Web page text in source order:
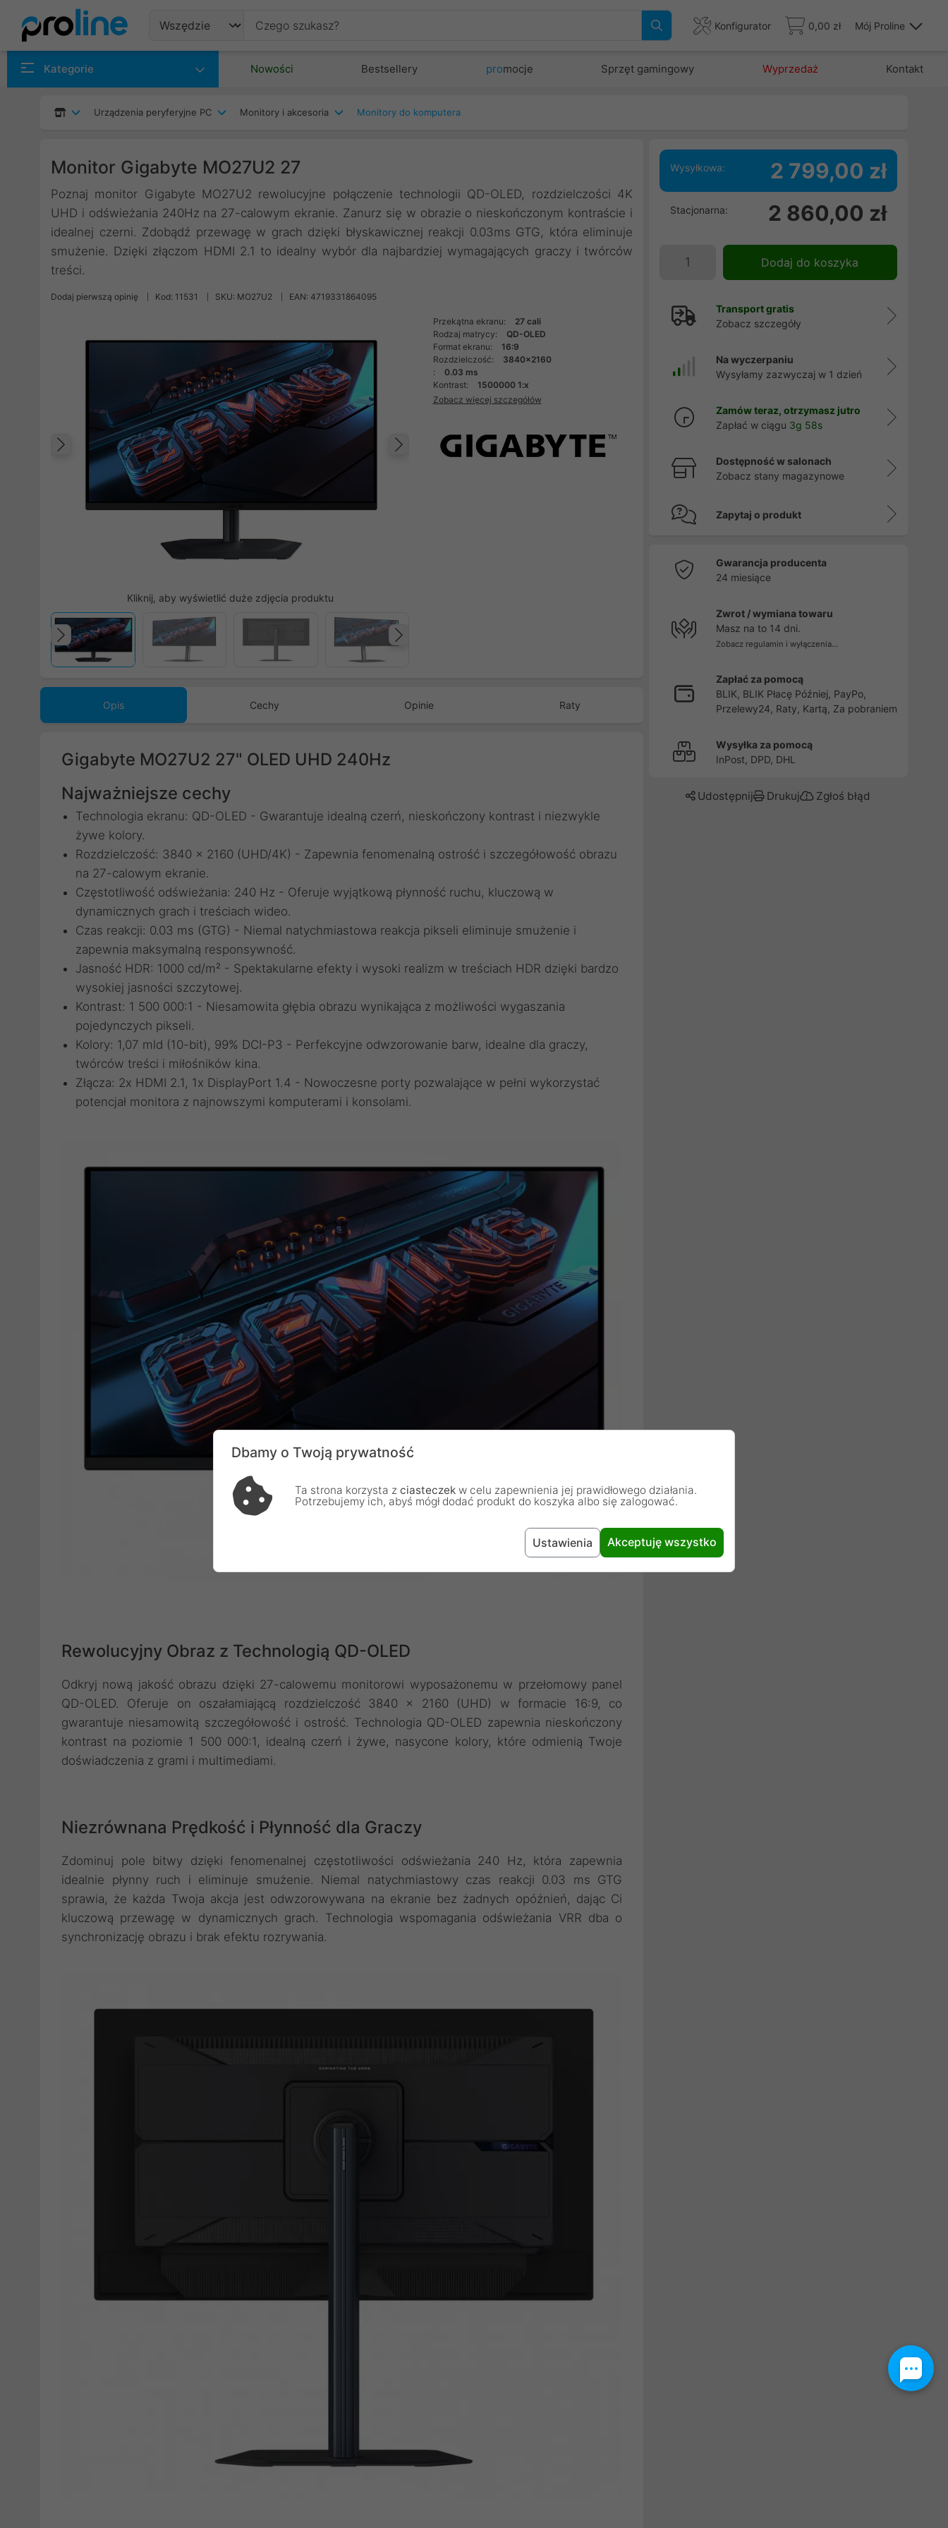
Konfigurator 0,00 zł Mój Proline
Kategorie Nowości Bestsellery promocje Sprzęt gamingowy Wyprzedaż Kontakt
Urządzenia peryferyjne PC Monitory i akcesoria Monitory do komputera
Monitor Gigabyte MO27U2 27
Poznaj monitor Gigabyte MO27U2 rewolucyjne połączenie technologii QD-OLED, rozdzielczości 4K
UHD i odświeżania 240Hz na 27-calowym ekranie. Zanurz się w obrazie o nieskończonym kontraście i
idealnej czerni. Zdobądź przewagę w grach dzięki błyskawicznej reakcji 0.03ms GTG, która eliminuje
smużenie. Dzięki złączom HDMI 2.1 to idealny wybór dla najbardziej wymagających graczy i twórców
treści.
Dodaj pierwszą opinię Kod: 11531 SKU: MO27U2 EAN: 4719331864095
Następny
Poprzedni
Kliknij, aby wyświetlić duże zdjęcia produktu
Poprzedni
Przekątna ekranu:
27 cali
Rodzaj matrycy:
QD-OLED
Format ekranu:
16:9
Rozdzielczość:
3840x2160
:
0.03 ms
Kontrast:
1500000 1:x
Zobacz więcej szczegółów
Opis Cechy Opinie Raty
Gigabyte MO27U2 27" OLED UHD 240Hz
Najważniejsze cechy
Technologia ekranu: QD-OLED - Gwarantuje idealną czerń, nieskończony kontrast i niezwykle
żywe kolory.
Rozdzielczość: 3840 x 2160 (UHD/4K) - Zapewnia fenomenalną ostrość i szczegółowość obrazu
na 27-calowym ekranie.
Częstotliwość odświeżania: 240 Hz - Oferuje wyjątkową płynność ruchu, kluczową w
dynamicznych grach i treściach wideo.
Czas reakcji: 0.03 ms (GTG) - Niemal natychmiastowa reakcja pikseli eliminuje smużenie i
zapewnia maksymalną responsywność.
Jasność HDR: 1000 cd/m² - Spektakularne efekty i wysoki realizm w treściach HDR dzięki bardzo
wysokiej jasności szczytowej.
Kontrast: 1 500 000:1 - Niesamowita głębia obrazu wynikająca z możliwości wygaszania
pojedynczych pikseli.
Kolory: 1,07 mld (10-bit), 99% DCI-P3 - Perfekcyjne odwzorowanie barw, idealne dla graczy,
twórców treści i miłośników kina.
Złącza: 2x HDMI 2.1, 1x DisplayPort 1.4 - Nowoczesne porty pozwalające w pełni wykorzystać
potencjał monitora z najnowszymi komputerami i konsolami.
Rewolucyjny Obraz z Technologią QD-OLED
Odkryj nową jakość obrazu dzięki 27-calowemu monitorowi wyposażonemu w przełomowy panel
QD-OLED. Oferuje on oszałamiającą rozdzielczość 3840 x 2160 (UHD) w formacie 16:9, co
gwarantuje niesamowitą szczegółowość i ostrość. Technologia QD-OLED zapewnia nieskończony
kontrast na poziomie 1 500 000:1, idealną czerń i żywe, nasycone kolory, które odmienią Twoje
doświadczenia z grami i multimediami.
Niezrównana Prędkość i Płynność dla Graczy
Zdominuj pole bitwy dzięki fenomenalnej częstotliwości odświeżania 240 Hz, która zapewnia
idealnie płynny ruch i eliminuje smużenie. Niemal natychmiastowy czas reakcji 0.03 ms GTG
sprawia, że każda Twoja akcja jest odwzorowywana na ekranie bez żadnych opóźnień, dając Ci
kluczową przewagę w dynamicznych grach. Technologia wspomagania odświeżania VRR dba o
synchronizację obrazu i brak efektu rozrywania.
Wysyłkowa: 2 799,00 zł
Stacjonarna: 2 860,00 zł
Dodaj do koszyka
Transport gratis
Zobacz szczegóły
Na wyczerpaniu
Wysyłamy zazwyczaj w 1 dzień
Zamów teraz, otrzymasz jutro
Zapłać w ciągu 3g 56s
Dostępność w salonach
Zobacz stany magazynowe
Zapytaj o produkt
Gwarancja producenta
24 miesiące
Zwrot / wymiana towaru
Masz na to 14 dni.
Zobacz regulamin i wyłączenia...
Zapłać za pomocą
BLIK, BLIK Płacę Później, PayPo,
Przelewy24, Raty, Kartą, Za pobraniem
Wysyłka za pomocą
InPost, DPD, DHL
Udostępnij Drukuj Zgłoś błąd
Dbamy o Twoją prywatność
Ta strona korzysta z ciasteczek w celu zapewnienia jej prawidłowego działania.
Potrzebujemy ich, abyś mógł dodać produkt do koszyka albo się zalogować.
Ustawienia Akceptuję wszystko